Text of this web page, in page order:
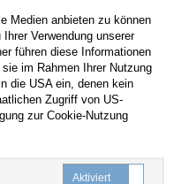
Medien anbieten zu können
Verwendung unserer
führen diese Informationen
im Rahmen Ihrer Nutzung
die USA ein, denen kein
Zugriff von US-
zur Cookie-Nutzung